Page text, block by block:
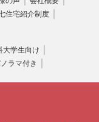
住宅紹介制度
大学生向け
ラマ付き